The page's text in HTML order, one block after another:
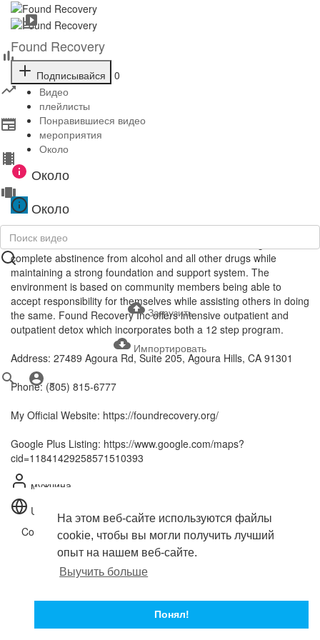
На этом веб-сайте используются файлы
cookie, чтобы вы могли получить лучший
опыт на нашем веб-сайте.
Выучить больше
Понял!
Загрузить
Импортировать
Found Recovery
Подписывайся
0
Видео
плейлисты
Понравившиеся видео
мероприятия
Около
Около
Около
Found Recovery is committed to providing a safe, secure,
comfortable, and humane environment, which encourages
complete abstinence from alcohol and all other drugs while
maintaining a strong foundation and support system. The
environment is based on community members being able to
accept responsibility for themselves while assisting others in doing
the same. Found Recovery Inc offers intensive outpatient and
outpatient detox which incorporates both a 12 step program.
Address: 27489 Agoura Rd, Suite 205, Agoura Hills, CA 91301
Phone: (805) 815-6777
My Official Website: https://foundrecovery.org/
Google Plus Listing: https://www.google.com/maps?
cid=11841429258571510393
мужчина
United States
Copyright © 2026 . Все права защищены.
Условия эксплуатации
политика конфиденциальности
О нас